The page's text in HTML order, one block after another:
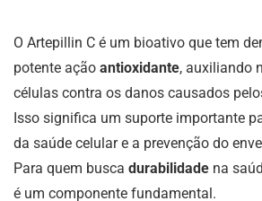
O Artepillin C é um bioativo que tem
potente ação antioxidante, auxiliando
células contra os danos causados
Isso significa um suporte importante
da saúde celular e a prevenção do
Para quem busca durabilidade na
é um componente fundamental.